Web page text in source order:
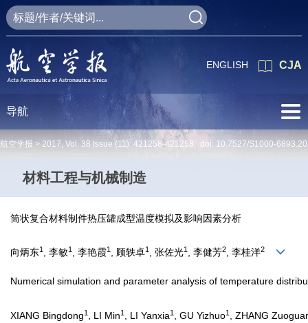
CJA
ENGLISH
导航
航空学报 > 2017, Vol. 38 Issue (11): 421258-421258 doi: 10.7527/S1000-
材料工程与机械制造
筒状复合材料制件热压罐成型温度模拟及影响因素分析
向炳东1 , 李敏1 , 李艳霞1 , 顾轶卓1 , 张佐光1 , 李健芳2, 李桂洋2
Numerical simulation and parameter analysis of temperature
XIANG Bingdong1 , LI Min1 , LI Yanxia1 , GU Yizhuo1 , ZHANG